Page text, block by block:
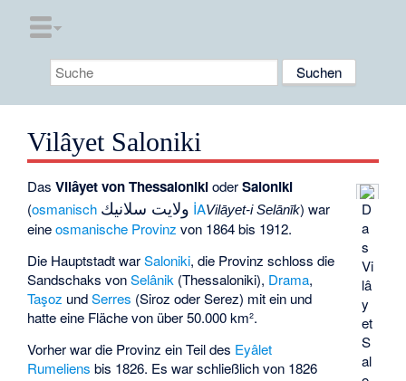
Vilâyet Saloniki
D
a
s
Vi
lâ
y
et
S
al
DasVilâyet von ThessalonikioderSaloniki
(osmanisch ولايت سلانيك İAVilāyet-i Selānīk) war
eineosmanische Provinz von 1864 bis 1912.
Die Hauptstadt warSaloniki, die Provinz schloss die
Sandschaks vonSelânik (Thessaloniki), Drama,
Taşoz undSerres (Siroz oder Serez) mit ein und
hatte eine Fläche von über 50.000 km².
Vorher war die Provinz ein Teil des Eyâlet
Rumeliens bis 1826. Es war schließlich von 1826